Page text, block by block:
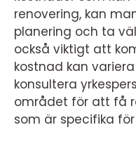
renovering, kan
planering och ta
också viktigt att
kostnad kan
konsultera
området för att få
som är specifika